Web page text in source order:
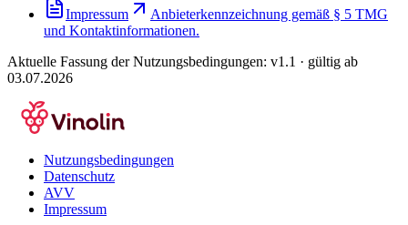
Impressum
Anbieterkennzeichnung gemäß § 5 TMG
und Kontaktinformationen.
Aktuelle Fassung der Nutzungsbedingungen: v1.1 · gültig ab
03.07.2026
Nutzungsbedingungen
Datenschutz
AVV
Impressum